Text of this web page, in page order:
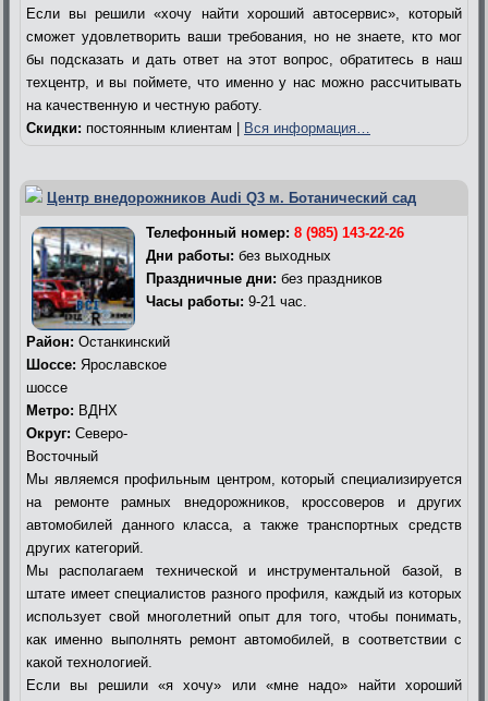
Если вы решили «хочу найти хороший автосервис», который
сможет удовлетворить ваши требования, но не знаете, кто мог
бы подсказать и дать ответ на этот вопрос, обратитесь в наш
техцентр, и вы поймете, что именно у нас можно рассчитывать
на качественную и честную работу.
Скидки: постоянным клиентам | Вся информация…
Центр внедорожников Audi Q3 м. Ботанический сад
Телефонный номер: 8 (985) 143-22-26
Дни работы: без выходных
Праздничные дни: без праздников
Часы работы: 9-21 час.
Район: Останкинский
Шоссе: Ярославское
шоссе
Метро: ВДНХ
Округ: Северо-
Восточный
Мы являемся профильным центром, который специализируется
на ремонте рамных внедорожников, кроссоверов и других
автомобилей данного класса, а также транспортных средств
других категорий.
Мы располагаем технической и инструментальной базой, в
штате имеет специалистов разного профиля, каждый из которых
использует свой многолетний опыт для того, чтобы понимать,
как именно выполнять ремонт автомобилей, в соответствии с
какой технологией.
Если вы решили «я хочу» или «мне надо» найти хороший